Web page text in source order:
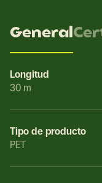
General
Longitud
30 m
Tipo de producto
PET